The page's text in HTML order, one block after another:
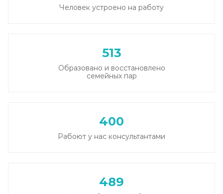
Записаться
Круглосуточный вывод из запоя
Вывод из запоя в стационаре (сутки)
Записаться
Человек устроено на работу
513
Образовано и восстановлено
семейных пар
400
Рабоют у нас консультантами
489